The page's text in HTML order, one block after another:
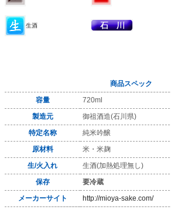
生酒
商品スペック
容量
720ml
製造元
御祖酒造(石川県)
特定名称
純米吟醸
原材料
米・米麹
生/火入れ
生酒(加熱処理無し)
保存
要冷蔵
メーカーサイト
http://mioya-sake.com/